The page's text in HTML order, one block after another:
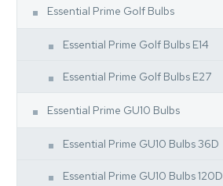
Essential Prime Golf Bulbs
Essential Prime Golf Bulbs E14
Essential Prime Golf Bulbs E27
Essential Prime GU10 Bulbs
Essential Prime GU10 Bulbs 36D
Essential Prime GU10 Bulbs 120D